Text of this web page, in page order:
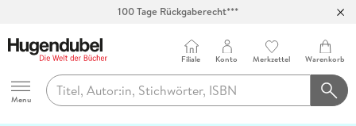
Hugendubel
Menu
Filiale Konto Merkzettel Warenkorb